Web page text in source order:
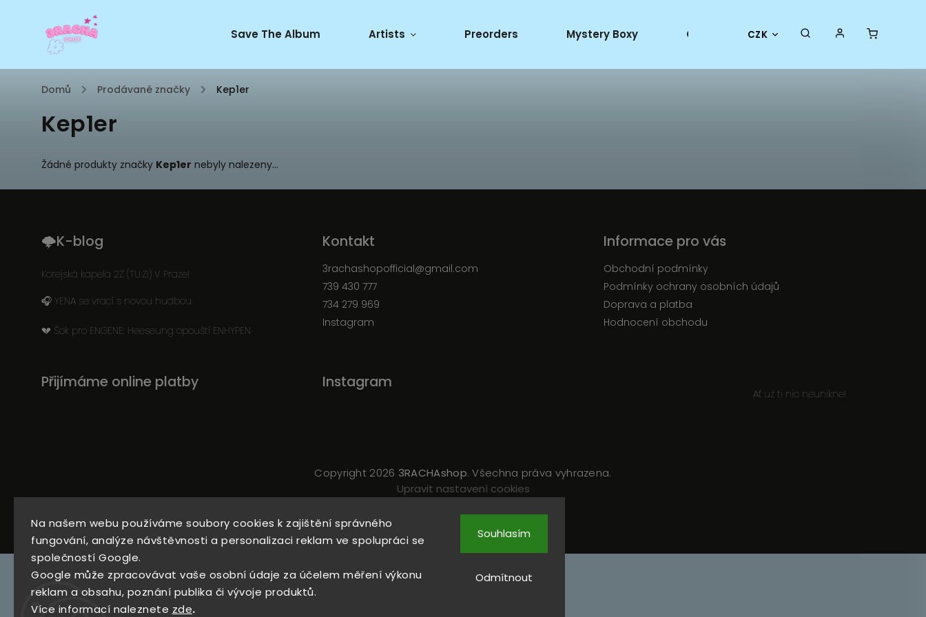
Na našem webu používáme soubory cookies k zajištění správného
fungování, analýze návštěvnosti a personalizaci reklam ve spolupráci se
společností Google.
Google může zpracovávat vaše osobní údaje za účelem měření výkonu
reklam a obsahu, poznání publika či vývoje produktů.
Více informací naleznete zde.
Odmítnout
Souhlasím
CZK
Save The Album Artists Preorders Mystery Boxy Collector goods Oficiální merch
Domů / Prodávané značky / Kep1er
Kep1er
Žádné produkty značky Kep1er nebyly nalezeny...
🌩K-blog
Korejská kapela 2Z (TU:ZI) V Praze!
🎧 YENA se vrací s novou hudbou.
💔 Šok pro ENGENE: Heeseung opouští ENHYPEN
Kontakt
3rachashopofficial@gmail.com
739 430 777
734 279 969
Instagram
Informace pro vás
Obchodní podmínky
Podmínky ochrany osobních údajů
Doprava a platba
Hodnocení obchodu
Přijímáme online platby Instagram
Ať už ti nic neunikne!
Copyright 2026 3RACHAshop. Všechna práva vyhrazena.
Upravit nastavení cookies
734
279
969
Instagram